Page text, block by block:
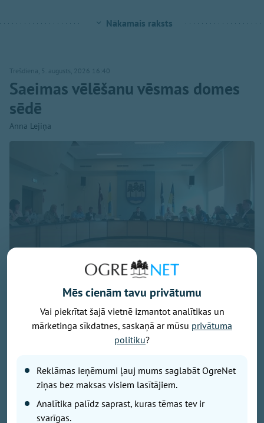
Nākamais raksts
Trešdiena, 5. augusts, 2026 16:40
Saeimas vēlēšanu vēsmas domes
sēdē
Anna Lejiņa
Foto: Ekrānuzņēmums
Pašvaldības domes sēdē 30. jūlijā jautās Saeimas
vēlēšanu tuvums.
Kāds prasmīgāk, cits ne tik veiksmīgi žonglēja ar
vārdiem, lai it kā iestātos par iedzīvotāju vajadzībām,
iestrēgusi vecā vinila platē. Var vien apbrīnot tos
sēdes klausītājus, kuri izturēja visas sešas ar pusi
Mēs cienām tavu privātumu
Vai piekrītat šajā vietnē izmantot analītikas un
mārketinga sīkdatnes, saskaņā ar mūsu privātuma
politiku?
Reklāmas ieņēmumi ļauj mums saglabāt OgreNet
ziņas bez maksas visiem lasītājiem.
Analītika palīdz saprast, kuras tēmas tev ir
svarīgas.